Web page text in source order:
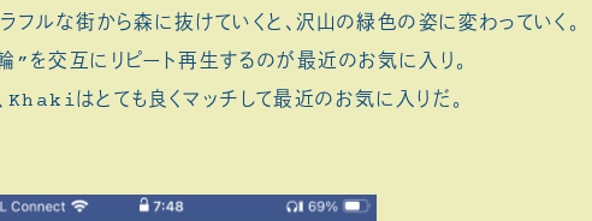
フルな街から森に抜けていくと、沢山の緑色の姿に変わっていく。
互にリピート再生するのが最近のお気に入り。
Khakiはとても良くマッチして最近のお気に入りだ。